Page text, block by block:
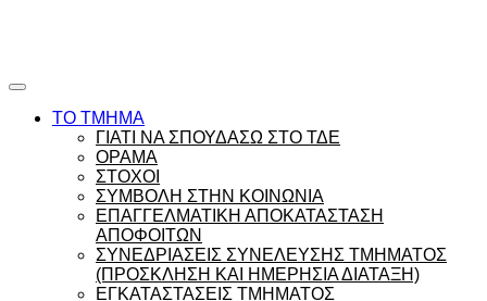
ΤΟ ΤΜΗΜΑ
ΓΙΑΤΙ ΝΑ ΣΠΟΥΔΑΣΩ ΣΤΟ ΤΔΕ
ΟΡΑΜΑ
ΣΤΟΧΟΙ
ΣΥΜΒΟΛΗ ΣΤΗΝ ΚΟΙΝΩΝΙΑ
ΕΠΑΓΓΕΛΜΑΤΙΚΗ ΑΠΟΚΑΤΑΣΤΑΣΗ
ΑΠΟΦΟΙΤΩΝ
ΣΥΝΕΔΡΙΑΣΕΙΣ ΣΥΝΕΛΕΥΣΗΣ ΤΜΗΜΑΤΟΣ
(ΠΡΟΣΚΛΗΣΗ ΚΑΙ ΗΜΕΡΗΣΙΑ ΔΙΑΤΑΞΗ)
ΕΓΚΑΤΑΣΤΑΣΕΙΣ ΤΜΗΜΑΤΟΣ